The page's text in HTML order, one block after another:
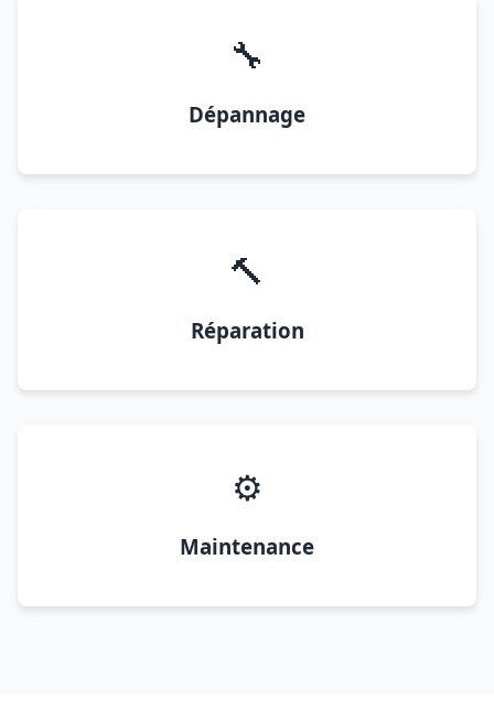
🔧
Dépannage
🔨
Réparation
⚙️
Maintenance